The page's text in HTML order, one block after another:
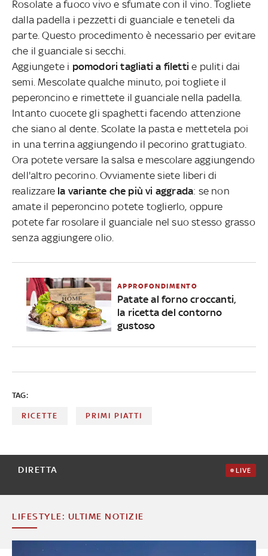
Rosolate a fuoco vivo e sfumate con il vino. Togliete
dalla padella i pezzetti di guanciale e teneteli da
parte. Questo procedimento è necessario per evitare
che il guanciale si secchi.
Aggiungete i pomodori tagliati a filetti e puliti dai
semi. Mescolate qualche minuto, poi togliete il
peperoncino e rimettete il guanciale nella padella.
Intanto cuocete gli spaghetti facendo attenzione
che siano al dente. Scolate la pasta e mettetela poi
in una terrina aggiungendo il pecorino grattugiato.
Ora potete versare la salsa e mescolare aggiungendo
dell'altro pecorino. Ovviamente siete liberi di
realizzare la variante che più vi aggrada: se non
amate il peperoncino potete toglierlo, oppure
potete far rosolare il guanciale nel suo stesso grasso
senza aggiungere olio.
APPROFONDIMENTO
Patate al forno croccanti,
la ricetta del contorno
gustoso
TAG:
RICETTE PRIMI PIATTI
DIRETTA LIVE
LIFESTYLE: ULTIME NOTIZIE